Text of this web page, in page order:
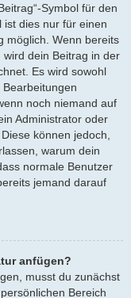
Symbol für den
ist dies nur für einen
möglich. Wenn bereits
dein Beitrag in der
Es wird sowohl
noch niemand auf
Administrator oder
können jedoch,
warum dein
normale Benutzer
jemand darauf
anfügen?
musst du zunächst
Bereich